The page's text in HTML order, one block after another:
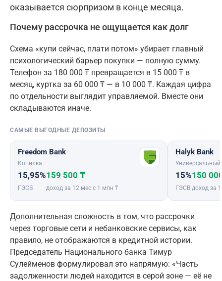
оказывается сюрпризом в конце месяца.
Почему рассрочка не ощущается как долг
Схема «купи сейчас, плати потом» убирает главный
психологический барьер покупки — полную сумму.
Телефон за 180 000 ₸ превращается в 15 000 ₸ в
месяц, куртка за 60 000 ₸ — в 10 000 ₸. Каждая цифра
по отдельности выглядит управляемой. Вместе они
складываются иначе.
САМЫЕ ВЫГОДНЫЕ ДЕПОЗИТЫ
Freedom Bank
Копилка
15,95%
ГЭСВ
159 500 ₸
доход за 12 мес с 1 млн ₸
Halyk Bank
Универсальный
15%
ГЭСВ
150
доход за
Дополнительная сложность в том, что рассрочки
через торговые сети и небанковские сервисы, как
правило, не отображаются в кредитной истории.
Председатель Национального банка Тимур
Сулейменов формулировал это напрямую: «Часть
задолженности людей находится в серой зоне — её не